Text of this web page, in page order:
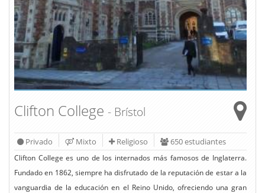
Clifton College - Brístol
Privado Mixto Religioso 650 estudiantes
Clifton College es uno de los internados más famosos de Inglaterra.
Fundado en 1862, siempre ha disfrutado de la reputación de estar a la
vanguardia de la educación en el Reino Unido, ofreciendo una gran